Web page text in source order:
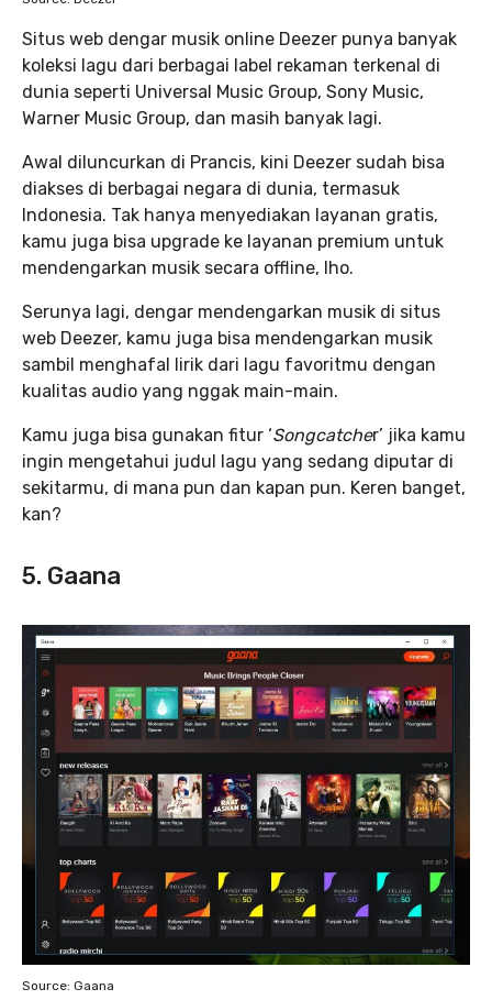
Situs web dengar musik online Deezer punya banyak
koleksi lagu dari berbagai label rekaman terkenal di
dunia seperti Universal Music Group, Sony Music,
Warner Music Group, dan masih banyak lagi.
Awal diluncurkan di Prancis, kini Deezer sudah bisa
diakses di berbagai negara di dunia, termasuk
Indonesia. Tak hanya menyediakan layanan gratis,
kamu juga bisa upgrade ke layanan premium untuk
mendengarkan musik secara offline, lho.
Serunya lagi, dengar mendengarkan musik di situs
web Deezer, kamu juga bisa mendengarkan musik
sambil menghafal lirik dari lagu favoritmu dengan
kualitas audio yang nggak main-main.
Kamu juga bisa gunakan fitur ‘Songcatcher’ jika kamu
ingin mengetahui judul lagu yang sedang diputar di
sekitarmu, di mana pun dan kapan pun. Keren banget,
kan?
5. Gaana
Source: Gaana